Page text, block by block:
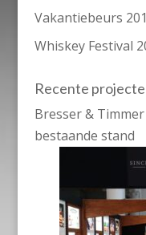
Vakantiebeurs
Whiskey Festival
Recente
Bresser &
bestaande stand